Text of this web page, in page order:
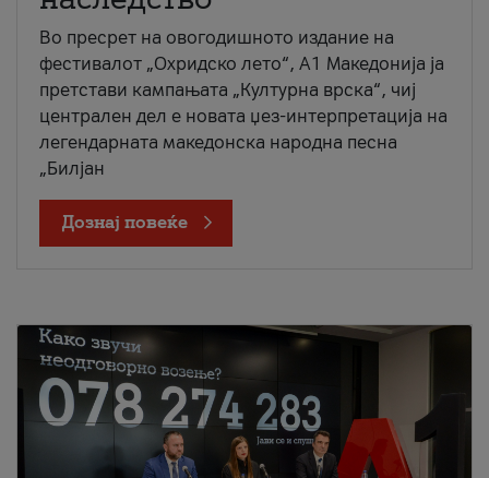
Во пресрет на овогодишното издание на
фестивалот „Охридско лето“, А1 Македонија ја
претстави кампањата „Културна врска“, чиј
централен дел е новата џез-интерпретација на
легендарната македонска народна песна
„Билјан
Дознај повеќе